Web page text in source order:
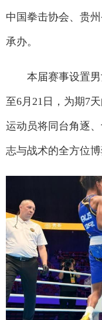
中国拳击协会、贵
承办。
本届赛事设置男
至6月21日，为期7
运动员将同台角逐
志与战术的全方位博